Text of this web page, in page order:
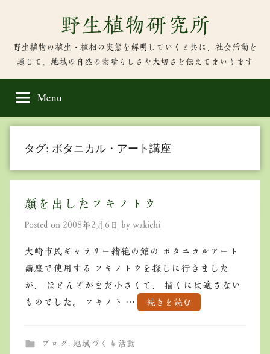
content
野生植物研究所
野生植物の植生・植相の実態を解明していくと共に、社会活動を
通じて、地域の自然の素晴らしさや大切さを伝えてまいります
Menu
タグ: ボタニカル・アート講座
顔を出したフキノトウ
Posted on 2008年2月6日 by wakichi
大崎市民ギャラリー緒絶の館の ボタニカルアート
講座で使用する フキノトウを探しに行きました
が、 ほとんどがまだ小さくて、 描くには適さない
ものでした。 フキノト …
続きを読む
ブログ, 地域づくり活動